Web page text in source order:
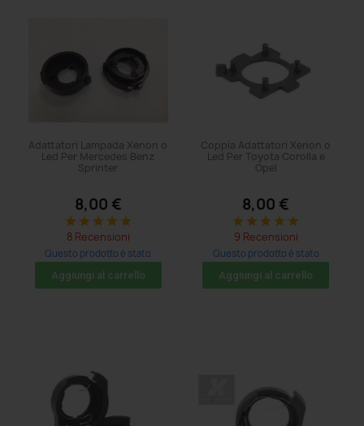
Adattatori Lampada Xenon o
Led Per Mercedes Benz
Sprinter
8,00 €
star star star star star
8 Recensioni
Questo prodotto è stato
acquistato: 5 volte
Aggiungi al carrello
Coppia Adattatori Xenon o
Led Per Toyota Corolla e
Opel
8,00 €
star star star star star
9 Recensioni
Questo prodotto è stato
acquistato: 5 volte
Aggiungi al carrello